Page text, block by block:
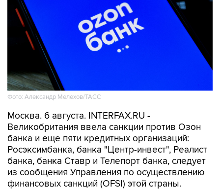
Фото: Александр Мелехов/ТАСС
Москва. 6 августа. INTERFAX.RU -
Великобритания ввела санкции против Озон
банка и еще пяти кредитных организаций:
Росэксимбанка, банка "Центр-инвест", Реалист
банка, банка Ставр и Телепорт банка, следует
из сообщения Управления по осуществлению
финансовых санкций (OFSI) этой страны.